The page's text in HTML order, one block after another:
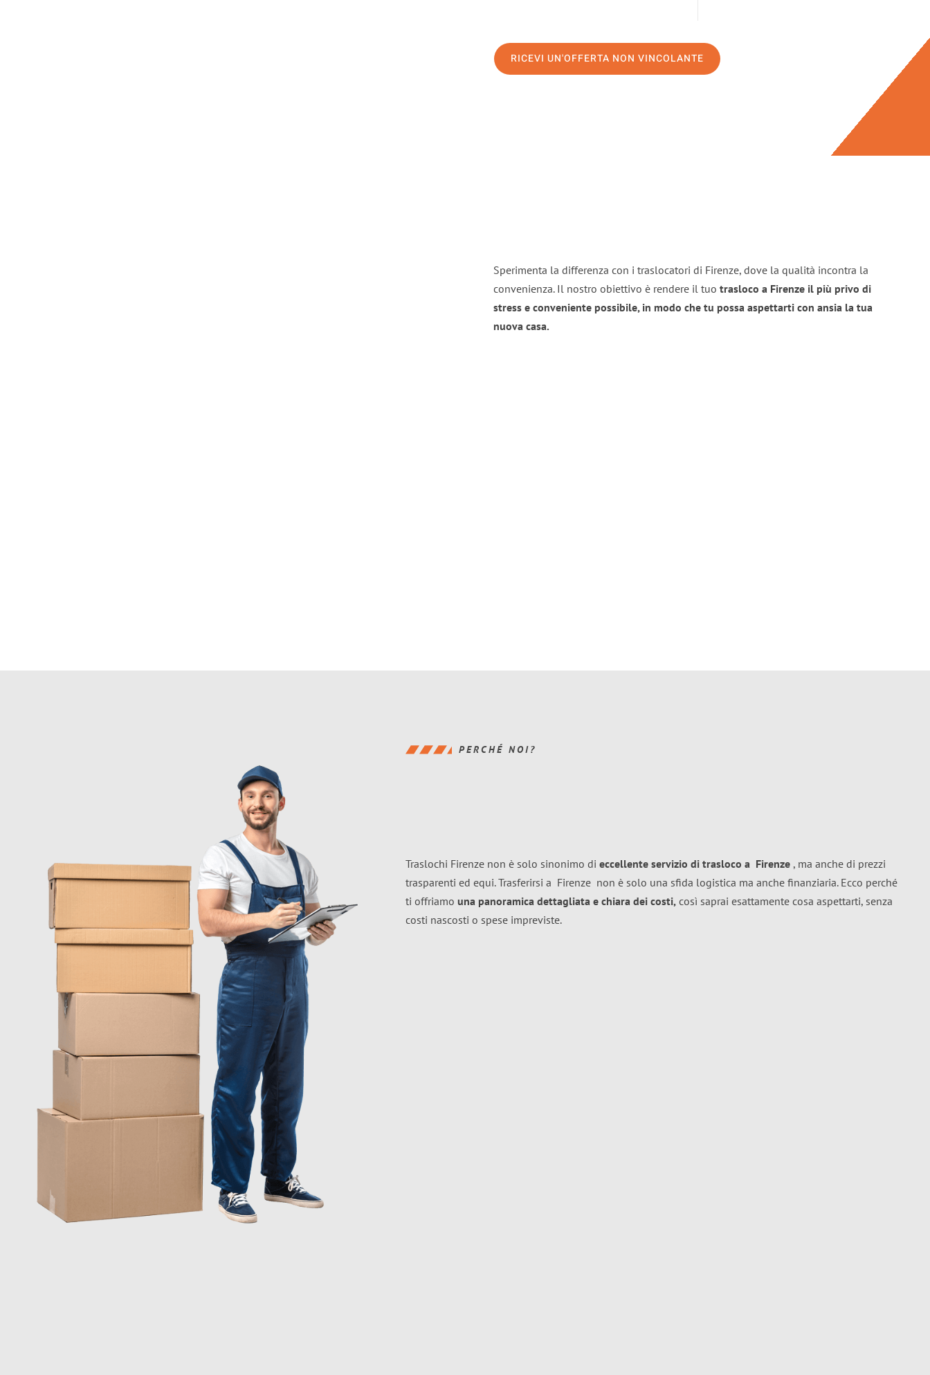
RICEVI UN'OFFERTA NON VINCOLANTE
Sperimenta la differenza con i traslocatori di Firenze, dove la qualità incontra la
convenienza. Il nostro obiettivo è rendere il tuo trasloco a Firenze il più privo di
stress e conveniente possibile, in modo che tu possa aspettarti con ansia la tua
nuova casa.
PERCHÉ NOI?
Traslochi Firenze non è solo sinonimo di eccellente servizio di trasloco a Firenze , ma anche di prezzi
trasparenti ed equi. Trasferirsi a Firenze non è solo una sfida logistica ma anche finanziaria. Ecco perché
ti offriamo una panoramica dettagliata e chiara dei costi, così saprai esattamente cosa aspettarti, senza
costi nascosti o spese impreviste.